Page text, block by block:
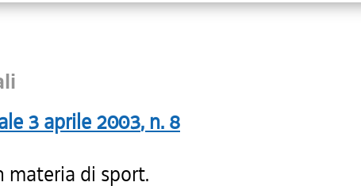
3 aprile 2003, n. 8
materia di sport.